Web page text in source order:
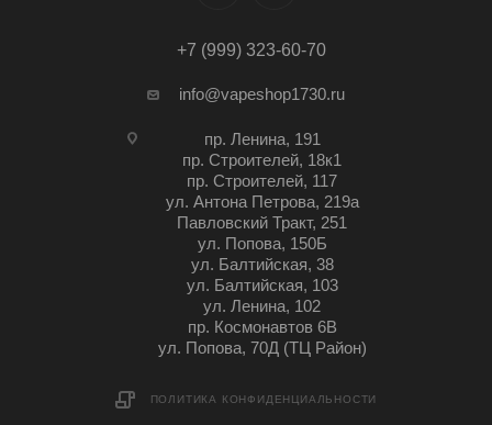
+7 (999) 323-60-70
info@vapeshop1730.ru
пр. Ленина, 191
пр. Строителей, 18к1
пр. Строителей, 117
ул. Антона Петрова, 219а
Павловский Тракт, 251
ул. Попова, 150Б
ул. Балтийская, 38
ул. Балтийская, 103
ул. Ленина, 102
пр. Космонавтов 6В
ул. Попова, 70Д (ТЦ Район)
ПОЛИТИКА КОНФИДЕНЦИАЛЬНОСТИ